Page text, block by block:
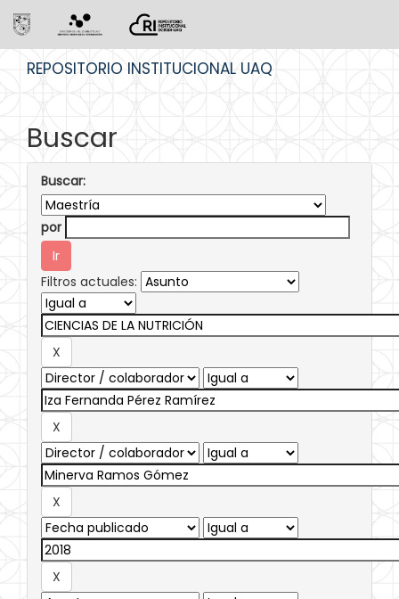
REPOSITORIO INSTITUCIONAL UAQ
Buscar
Buscar:
por
Filtros actuales: